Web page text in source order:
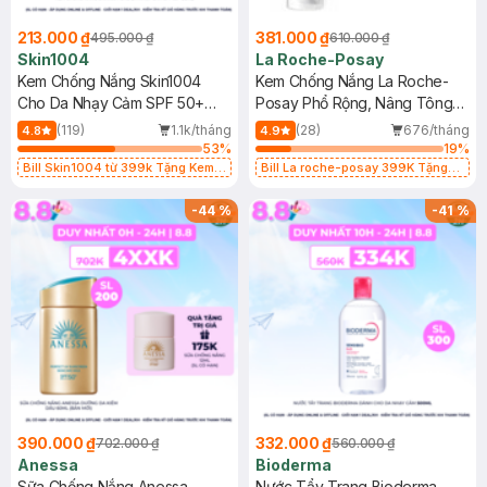
213.000 ₫495.000 ₫
Skin1004
Kem Chống Nắng Skin1004
Cho Da Nhạy Cảm SPF 50+
50ml
4.8 (119)
1.1k/tháng
53%
Bill Skin1004 từ 399k Tặng Kem
SPF 50+ 20ml (SL Có Hạn)
381.000 ₫610.000 ₫
La Roche-Posay
Kem Chống Nắng La Roche-
Posay Phổ Rộng, Nâng Tông
Kiềm Dầu 50ml
4.9 (28)
676/tháng
19%
Bill La roche-posay 399K Tặng
(SL có hạn)
-44%
390.000 ₫702.000 ₫
Anessa
-41%
332.000 ₫560.000 ₫
Bioderma